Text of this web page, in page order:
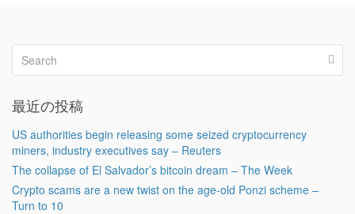
最近の投稿
US authorities begin releasing some seized cryptocurrency
miners, industry executives say – Reuters
The collapse of El Salvador’s bitcoin dream – The Week
Crypto scams are a new twist on the age-old Ponzi scheme –
Turn to 10